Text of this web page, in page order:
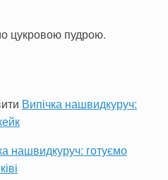
цукровою пудрою.
Випічка нашвидкуруч:
нашвидкуруч: готуємо